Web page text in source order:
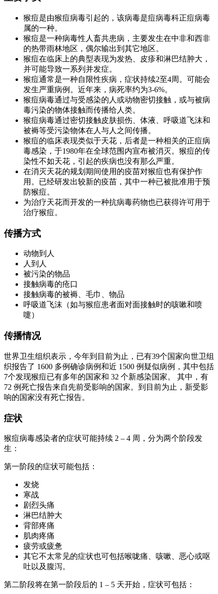
猴痘是由猴痘病毒引起的，该病毒是痘病毒科正痘病毒
属的一种。
猴痘是一种病毒性人畜共患病，主要发生在中非和西非
的热带雨林地区，偶尔输出到其它地区。
猴痘在临床上的典型表现为发热、皮疹和淋巴结肿大，
并可能导致一系列并发症。
猴痘通常是一种自限性疾病，症状持续2至4周。可能会
发生严重病例。近年来，病死率约为3-6%。
猴痘病毒通过与受感染的人或动物密切接触，或与被病
毒污染的物体接触而传播给人类。
猴痘病毒通过密切接触皮肤损伤、体液、呼吸道飞沫和
被褥等受污染物体在人与人之间传播。
猴痘的临床表现类似于天花，后者是一种相关的正痘病
毒感染，于1980年在全球范围内宣布被消灭。猴痘的传
染性不如天花，引起的疾病也没有那么严重。
在消灭天花的规划期间使用的疫苗对猴痘也有保护作
用。已经研发出较新的疫苗，其中一种已被批准用于预
防猴痘。
为治疗天花而开发的一种抗病毒药物也已获得许可用于
治疗猴痘。
传播方式
动物到人
人到人
被污染的物品
接触病毒的疮口
接触病毒的被褥、毛巾、物品
呼吸道飞沫（如与猴痘患者面对面接触时的咳嗽和喷
嚏）
传播情况
世界卫生组织表示，今年到目前为止，已有39个国家向世卫组
织报告了 1600 多例确诊病例和近 1500 例疑似病例，其中包括
7个发现猴痘已有多年的国家和 32 个新感染国家。 其中，有
72 例死亡报告来自先前受影响的国家。到目前为止，新受影
响的国家没有死亡报告。
症状
猴痘病毒感染者的症状可能持续 2 – 4 周，分为两个阶段发
生：
第一阶段的症状可能包括：
发烧
寒战
剧烈头痛
淋巴结肿大
背部疼痛
肌肉疼痛
疲劳或疲惫
其它不太常见的症状也可包括喉咙痛、咳嗽、恶心或呕
吐以及腹泻。
第二阶段将在第一阶段后的 1 – 5 天开始，症状可包括：